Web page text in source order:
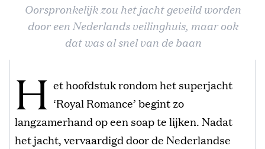
Oorspronkelijk zou het jacht geveild worden
door een Nederlands veilinghuis, maar ook
dat was al snel van de baan
H et hoofdstuk rondom het superjacht
‘Royal Romance’ begint zo
langzamerhand op een soap te lijken. Nadat
het jacht, vervaardigd door de Nederlandse